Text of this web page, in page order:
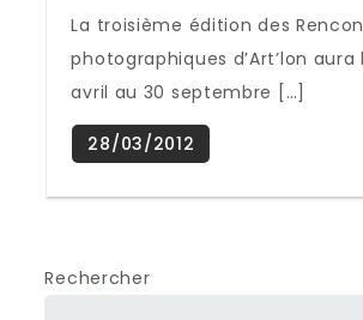
La troisième édition des
photographiques d’Art’lon aura
avril au 30 septembre […]
Rechercher